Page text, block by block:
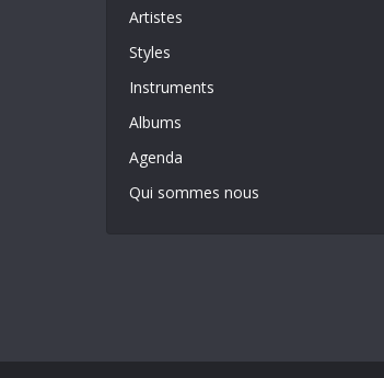
Artistes
Styles
Instruments
Albums
Agenda
Qui sommes nous